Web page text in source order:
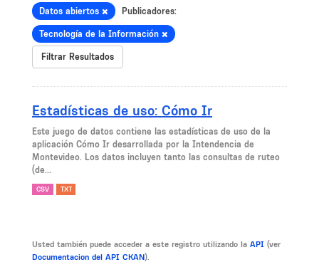
Datos abiertos Publicadores:
Tecnología de la Información
Filtrar Resultados
Estadísticas de uso: Cómo Ir
Este juego de datos contiene las estadísticas de uso de la
aplicación Cómo Ir desarrollada por la Intendencia de
Montevideo. Los datos incluyen tanto las consultas de ruteo
(de...
CSV TXT
Usted también puede acceder a este registro utilizando la API (ver
Documentacion del API CKAN).